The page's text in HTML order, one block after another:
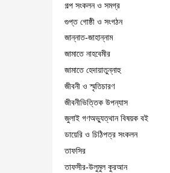
গল্প সংকলন ও সমগ্র
গুপ্ত গোষ্ঠী ও সংগঠন
জান্নাত-জাহান্নাম
জামাতে নাহবেমীর
জামাতে হেদায়াতুন্নাহু
জীবনী ও স্মৃতিচারণ
জীবনীভিত্তিক উপন্যাস
জুলাই গণঅভ্যুত্থান বিষয়ক বই
ডায়েরি ও চিঠিপত্র সংকলন
তাফসির
তাফসীর-উলুমুল কুরআন